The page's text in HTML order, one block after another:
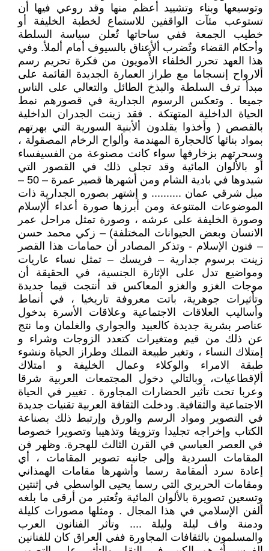
وتوسيعها وبناء وتشييد أعظم منها وقد روعي فيها أن
تستوعب مئآت الواقفين للاستماع لخطبة الخليفة أو
خطيب الجمعة ففي ساحاتها تٌعلن سياسة السلطة
وأحكام القضاء وتٌضرب ألأعناق بالسيوف أمام ألملأ. وفي
هذا العهد تحرر الخلفاء الأٌمويون من فكرة تحريم رسم
ألارواح إنسجاما مع طراز العمارة الجديدة القائمة على
مبدأ ترف السلطة والبذخ الطائل والتعالي على الناس
جميعا . وتعكس الرسوم الجدارية في قصورهم نمط
الحياة الداخلية المتهتكة . فقد زينت الجدران الداخلية
بالقصص ( وأخذوا يقلدون ألأبنية السورية التي بهرتهم
بمواد بنائها كالحجارة المهندمة وألواح الرخام المصقولة ،
وسحرتهم بزخارفها سواء كانت مصنوعة من الفسيفساء
أو بالألوان المائية وقد تجلى ذلك في القصور التي
شيدوها في بادية الشام ومن أشهرها قصير عمرة – 50 –
ميل شرقي عمان .......... و إشتهر بصوره الجدارية ذات
الموضوعات المتنوعة ومن أبرزها صورة أعداء ألإسلام
وصورة الخليفة على عرشه ، وصورة تمثل مراحل عمر
الانسان وبعض الحيوانات المختلفة) – زكي محمد حسن
– فنون الإسلام - وتذكر المصادر أن حمامات هذا القصر
زينت برسوم جدارية – فريسك – تمثل نساء عاريات
ومواضيع تدل على الإثارة الجنسية، في الحقيقة أن
موجات الغزو والغزو المعاكس قد أنتجت قيما جديدة
وتأثيرات جوهرية، باتت معروفة تاريخيا ، في أنماط
وأساليب العلاقات الاجتماعية وعلاقات الأسرة بدخول
عناصر بشرية جديدة كالعبيد والجواري والغلمان وما نتج
عن ذلك من قيم ومتغيرات كتعدد الزوجات وشراء و
إمتلاك النساء ، وتغير طبيعة التملك وطراز الحياة ونشوء
طبقة الامراء والوكلاء وعمال الخليفة و امتلاك
ألإقطاعيات، وبالتالي دخول المجتمعات العربية شرقا
وعربا تحت تأثير الحضارات المجاورة . تغيير في الحياة
الاجتماعية والثقافية. ودخلت الثقافة العربية تقنيات جديدة
في التصوير ومواد الرسم والورق وإرتبط ذلك بصناعة
الكتاب وإخراجه تجليدا وتزويقا وتذهيبا وتصويرا خصوصا
في العصر العباسي في القرن الثالث للهجرة. وظهر فن
المقامات السردية وإلى جانيه تصوير المقامات ، أي
إعادة سرد ألمقامة رسما وأشهرها مقامات الهمذاني
ومقامات الحريري التي رسما يحيى الواسطي في إثنتين
وتسعين تصويرة بالألوان المائية وتٌعتبر من أرقى ما بلغه
ألفن الإسلامي في هذا المجال . ومثلها مصورات كليلة
ودمنة واف ليلة وليلة .... وتأثر الفنانون العرب
والمسلمون بالثقافات المجاورة ففي العراق كان للفنانين